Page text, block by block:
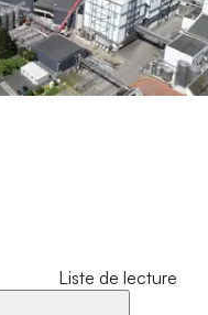
Liste de lecture